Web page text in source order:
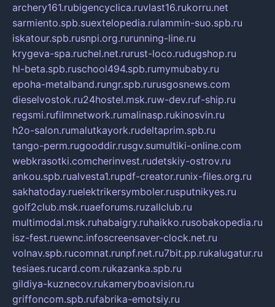
archery161.rubigencyclica.ruvlast16.rukorru.net
sarmiento.spb.suextelopedia.rulammin-suo.spb.ru
iskatour.spb.rusnpi.org.rurunning-line.ru
krygeva-spa.ruchel.net.rurust-loco.rudugshop.ru
hl-beta.spb.ruschool494.spb.rumymubaby.ru
epoha-metalband.rungr.spb.rurusgosnews.com
dieselvostok.ru24hostel.msk.ruw-dev.ruf-ship.ru
regsmi.rufilmnetwork.rumalinasp.rukinosvin.ru
h2o-salon.rumalutkayork.rudeltaprim.spb.ru
tango-perm.rugooddir.rusgv.sumultiki-online.com
webkrasotki.comcherinvest.rudetskiy-ostrov.ru
ankou.spb.rualvesta1.rupdf-creator.runix-files.org.ru
sakhatoday.ruelektrikersymboler.rusputnikyes.ru
golf2club.msk.ruaeforums.ruzallclub.ru
multimodal.msk.ruhabaigry.ruhaikko.rusobakopedia.ru
isz-fest.ruewnc.infoscreensaver-clock.net.ru
volnav.spb.rucomnat.runpf.net.ru7bit.pp.rukalugatur.ru
tesiaes.rucard.com.rukazanka.spb.ru
gildiya-kuznecov.rukameryboavision.ru
griffoncom.spb.rufabrika-emotsiy.ru